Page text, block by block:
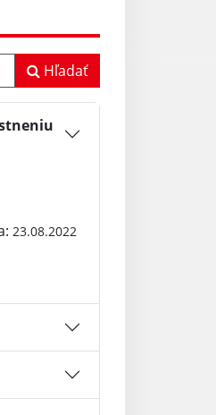
Hľadať
23.08.2022